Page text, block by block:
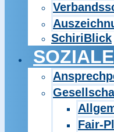
SchiriBlick
Fair-